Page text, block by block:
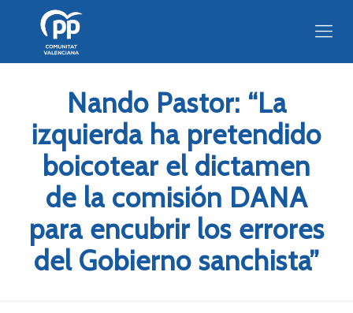
Nando Pastor: “La
izquierda ha pretendido
boicotear el dictamen
de la comisión DANA
para encubrir los errores
del Gobierno sanchista”